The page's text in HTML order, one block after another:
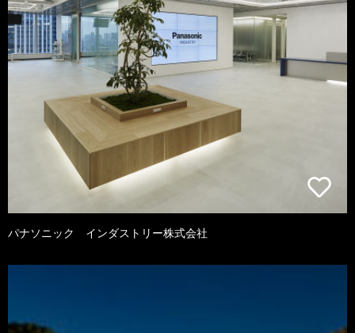
パナソニック インダストリー株式会社